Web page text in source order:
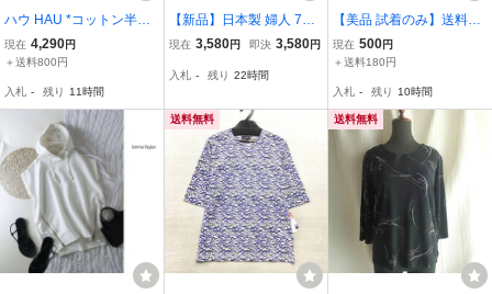
ハウ HAU *コットン半袖
スウェットプルオーバー*
Fドロップショルダー綿ア
ASKA(1-2607-150)【20H
現在 4,290円
＋送料800円
入札 - 残り 11時間
【新品】日本製 婦人 7分
袖 丈長 カットソー 綿10
手洗いOK 薄手 さらさら
7分袖Tシャツ
現在 3,580円 即決 3,580円
入札 - 残り 22時間
【美品 試着のみ】送料18
0円★ミセス レディース
婦人服 トップス 昭和 レ
ー シャツ 前開き マルチ
カラー
現在 500円
＋送料180円
入札 - 残り 10時間
送料無料 送料無料